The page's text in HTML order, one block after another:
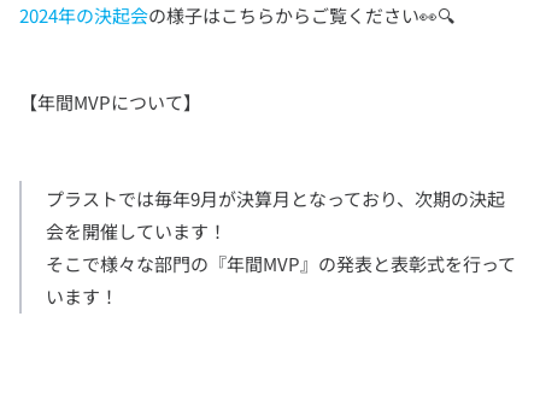
2024年の決起会
プラストでは毎年9月が決算月となっており、次期の決起
会を開催しています！
そこで様々な部門の『年間MVP』の発表と表彰式を行って
います！